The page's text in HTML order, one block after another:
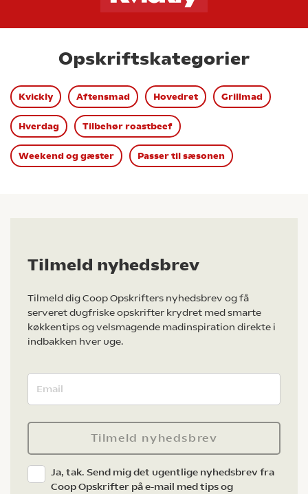
Opskriftskategorier
Kvickly Aftensmad Hovedret Grillmad
Hverdag Tilbehør roastbeef
Weekend og gæster Passer til sæsonen
Tilmeld nyhedsbrev
Tilmeld dig Coop Opskrifters nyhedsbrev og få
serveret dugfriske opskrifter krydret med smarte
køkkentips og velsmagende madinspiration direkte i
indbakken hver uge.
Tilmeld nyhedsbrev
Ja, tak. Send mig det ugentlige nyhedsbrev fra
Coop Opskrifter på e-mail med tips og